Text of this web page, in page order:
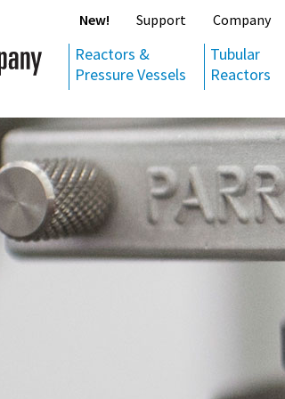
New! Support Company
Reactors &
Pressure Vessels
Tubular
Reactors